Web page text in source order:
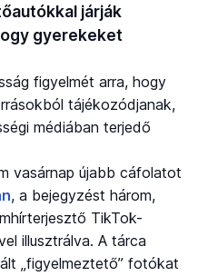
járják
gyerekeket
figyelmét arra, hogy
tájékozódjanak,
médiában terjedő
vasárnap újabb cáfolatot
, a bejegyzést három,
TikTok-
illusztrálva. A tárca
„figyelmeztető” fotókat